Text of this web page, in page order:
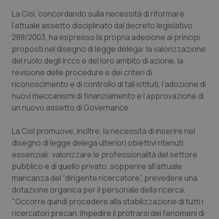
Piemonte
Provincia Autonoma di Bolzano
Provincia Autonoma di Trento
Puglia
Sicilia
Toscana
Umbria
HIV
Infezioni & Febbre
Ipertensione & Scompenso
Malattie rare
Neuroscienze & patologie neurodegenerative
Obesità
Oftalmologia
La Cisl, concordando sulla necessità di riformare
l’attuale assetto disciplinato dal decreto legislativo
288/2003, ha espresso la propria adesione ai principi
proposti nel disegno di legge delega: la valorizzazione
del ruolo degli Irccs e del loro ambito di azione, la
revisione delle procedure e dei criteri di
riconoscimento e di controllo di tali istituti, l’adozione di
nuovi meccanismi di finanziamento e l’approvazione di
un nuovo assetto di Governance.
La Cisl promuove, inoltre, la necessità di inserire nel
disegno di legge delega ulteriori obiettivi ritenuti
essenziali: valorizzare le professionalità del settore
pubblico e di quello privato, sopperire all’attuale
mancanza del “dirigente ricercatore”, prevedere una
dotazione organica per il personale della ricerca.
"Occorre quindi procedere alla stabilizzazione di tutti i
ricercatori precari. Impedire il protrarsi dei fenomeni di